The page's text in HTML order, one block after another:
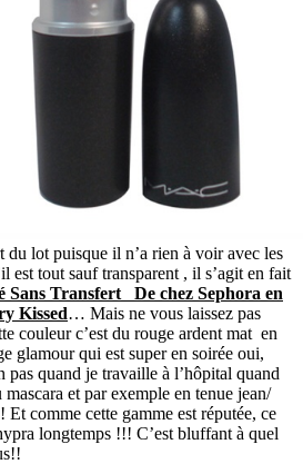
du lot puisque il n’a rien à voir avec les
est tout sauf transparent , il s’agit en fait
Sans Transfert De chez Sephora en
Kissed… Mais ne vous laissez pas
couleur c’est du rouge ardent mat en
glamour qui est super en soirée oui,
pas quand je travaille à l’hôpital quand
et par exemple en tenue jean/
comme cette gamme est réputée, ce
longtemps !!! C’est bluffant à quel